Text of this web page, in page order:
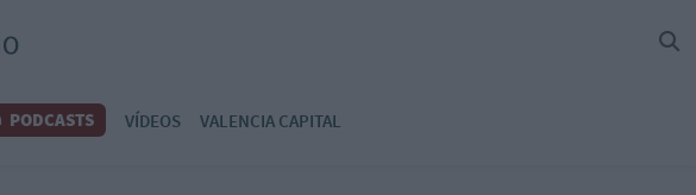
PODCASTS VÍDEOS VALENCIA CAPITAL